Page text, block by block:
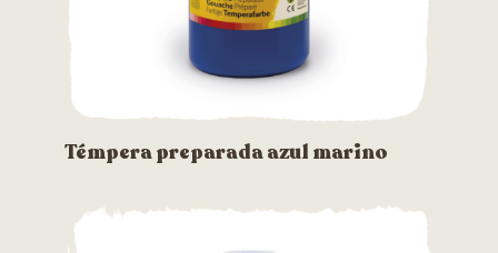
Témpera preparada azul marino